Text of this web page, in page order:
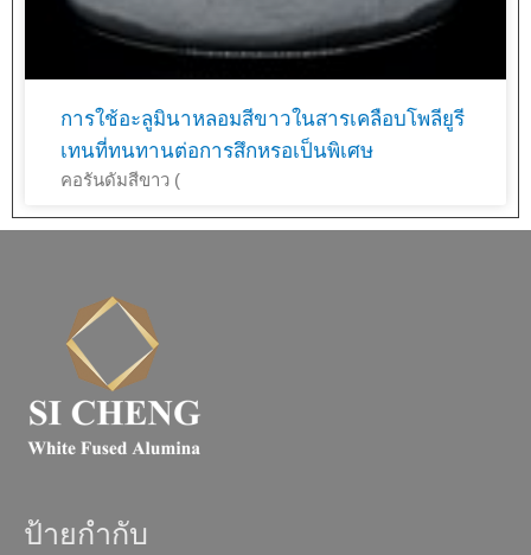
การใช้อะลูมินาหลอมสีขาวในสารเคลือบโพลียูรี
เทนที่ทนทานต่อการสึกหรอเป็นพิเศษ
คอรันดัมสีขาว (
ป้ายกำกับ